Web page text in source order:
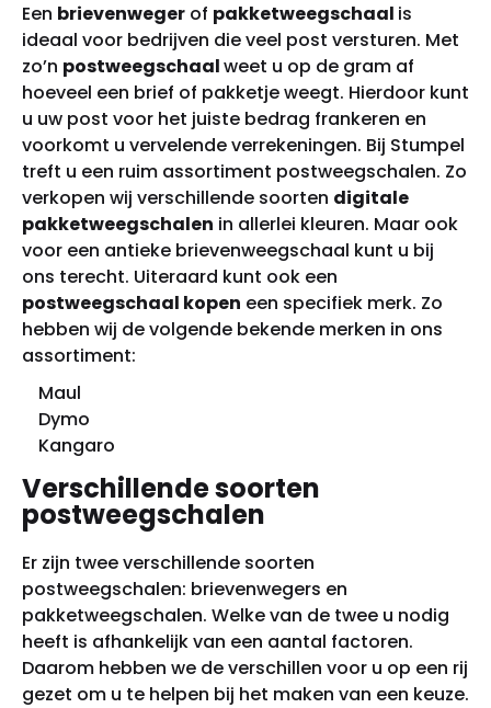
Een brievenweger of pakketweegschaal is
ideaal voor bedrijven die veel post versturen. Met
zo’n postweegschaalweet u op de gram af
hoeveel een brief of pakketje weegt. Hierdoor kunt
u uw post voor het juiste bedrag frankeren en
voorkomt u vervelende verrekeningen. Bij Stumpel
treft u een ruim assortiment postweegschalen. Zo
verkopen wij verschillende soorten digitale
pakketweegschalen in allerlei kleuren. Maar ook
voor een antieke brievenweegschaal kunt u bij
ons terecht. Uiteraard kunt ook een
postweegschaal kopen een specifiek merk. Zo
hebben wij de volgende bekende merken in ons
assortiment:
Maul
Dymo
Kangaro
Verschillende soorten
postweegschalen
Er zijn twee verschillende soorten
postweegschalen: brievenwegers en
pakketweegschalen. Welke van de twee u nodig
heeft is afhankelijk van een aantal factoren.
Daarom hebben we de verschillen voor u op een rij
gezet om u te helpen bij het maken van een keuze.